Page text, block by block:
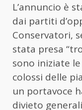
L’annuncio è
dai partiti
Conservatori,
stata presa
sono iniziate
colossi delle
un portavoce
divieto